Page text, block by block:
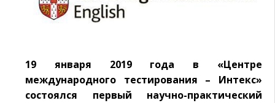
19 января 2019 года в «Центре
международного тестирования – Интекс»
состоялся первый научно-практический